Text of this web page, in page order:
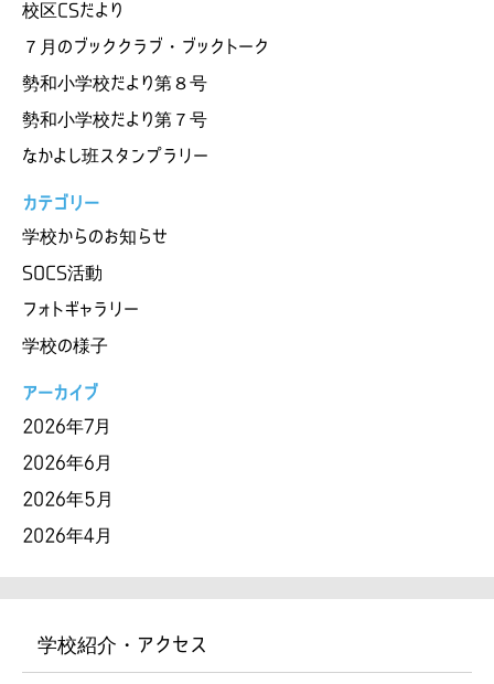
校区CSだより
７月のブッククラブ・ブックトーク
勢和小学校だより第８号
勢和小学校だより第７号
なかよし班スタンプラリー
カテゴリー
学校からのお知らせ
SOCS活動
フォトギャラリー
学校の様子
アーカイブ
2026年7月
2026年6月
2026年5月
2026年4月
学校紹介・アクセス